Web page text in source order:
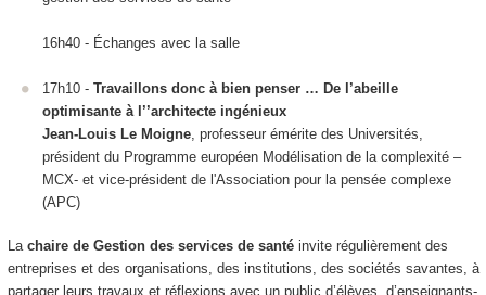
16h40 - Échanges avec la salle
17h10 - Travaillons donc à bien penser … De l’abeille
optimisante à l’’architecte ingénieux
Jean-Louis Le Moigne , professeur émérite des Universités,
président du Programme européen Modélisation de la complexité –
MCX- et vice-président de l'Association pour la pensée complexe
(APC)
Lachaire de Gestion des services de santéinvite régulièrement des
entreprises et des organisations, des institutions, des sociétés savantes, à
partager leurs travaux et réflexions avec un public d’élèves, d’enseignants-